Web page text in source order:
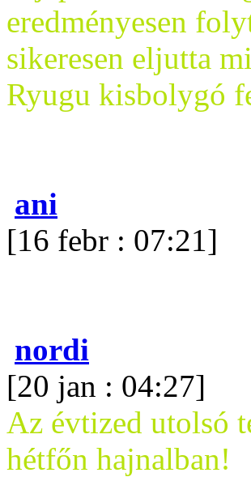
eredményesen
sikeresen eljutta
Ryugu kisbolygó
ani
[16 febr : 07:21]
nordi
[20 jan : 04:27]
Az évtized utolsó
hétfőn hajnalban!